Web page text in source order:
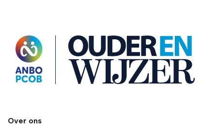
OuderENwijzer
Over ons